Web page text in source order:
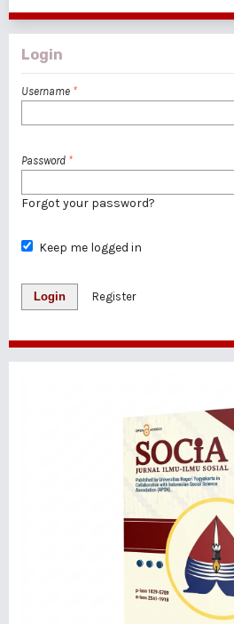
Login
Username *
Password *
Forgot your password?
Keep me logged in
Login Register